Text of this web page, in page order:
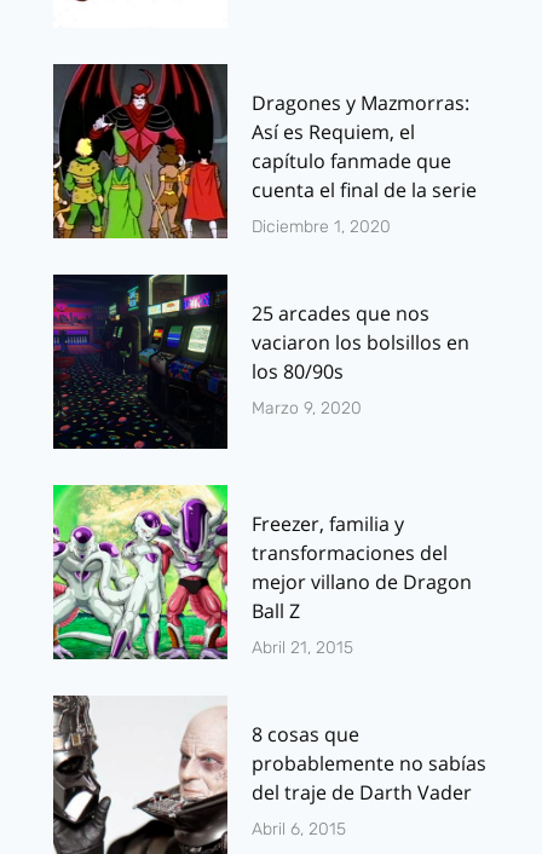
Dragones y Mazmorras:
Así es Requiem, el
capítulo fanmade que
cuenta el final de la serie
Diciembre 1, 2020
25 arcades que nos
vaciaron los bolsillos en
los 80/90s
Marzo 9, 2020
Freezer, familia y
transformaciones del
mejor villano de Dragon
Ball Z
Abril 21, 2015
8 cosas que
probablemente no sabías
del traje de Darth Vader
Abril 6, 2015